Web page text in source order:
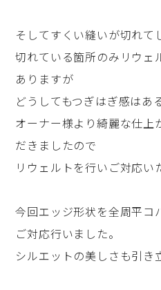
そしてすくい縫いが切れて
切れている箇所のみリウェ
ありますが
どうしてもつぎはぎ感はあ
オーナー様より綺麗な仕上
だきましたので
リウェルトを行いご対応い
今回エッジ形状を全周平
ご対応行いました。
シルエットの美しさも引